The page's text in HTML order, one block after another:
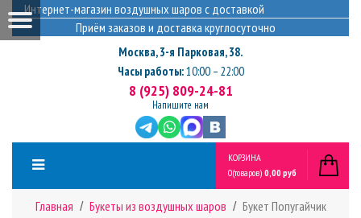
Интернет-магазин воздушных шаров с доставкой
Приём заказов и доставка круглосуточно
Москва,3-я Парковая, 38.
Часы работы:10:00 – 22:00
8 (925) 809-24-81
Напишите нам
КОРЗИНА
0(товаров) 0,00 руб
Главная Букеты из воздушных шаров Букет Попугайчик